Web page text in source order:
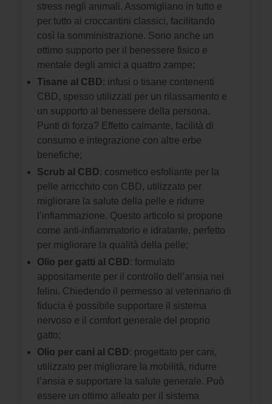
stress negli animali. Assomigliano in tutto e
per tutto ai croccantini classici, facilitando
così la somministrazione. Sono anche un
ottimo supporto per il benessere fisico e
mentale degli amici a quattro zampe;
Tisane al CBD: infusi o tisane contenenti
CBD, spesso utilizzati per un rilassamento e
un supporto al benessere della persona.
Punti di forza? Effetto calmante, facilità di
consumo e integrazione con altre erbe
benefiche;
Scrub al CBD: cosmetico esfoliante per la
pelle arricchito con CBD, utilizzato per
migliorare la salute della pelle e ridurre
l’infiammazione. Questo articolo si propone
come anti-infiammatorio e idratante, perfetto
per migliorare la qualità della pelle;
Olio per gatti al CBD: formulato
appositamente per il controllo dell’ansia nei
felini. Chiedendo il permesso al veterinario di
fiducia è possibile supportare il sistema
nervoso e il comfort generale del proprio
gatto;
Olio per cani al CBD: progettato per cani,
utilizzato per migliorare la mobilità, ridurre
l’ansia e supportare la salute generale. Può
essere un ottimo alleato per il sistema